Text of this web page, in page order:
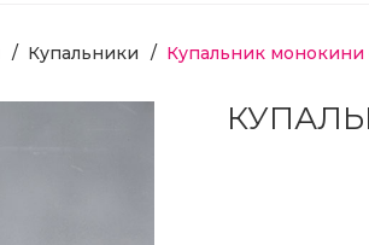
Купальники Купальник